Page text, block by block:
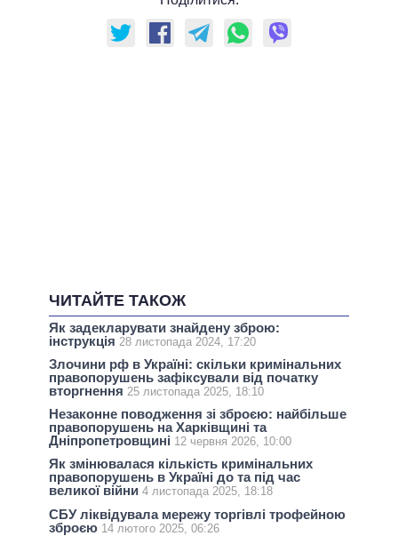
ЧИТАЙТЕ ТАКОЖ
Як задекларувати знайдену зброю:
інструкція 28 листопада 2024, 17:20
Злочини рф в Україні: скільки кримінальних
правопорушень зафіксували від початку
вторгнення 25 листопада 2025, 18:10
Незаконне поводження зі зброєю: найбільше
правопорушень на Харківщині та
Дніпропетровщині 12 червня 2026, 10:00
Як змінювалася кількість кримінальних
правопорушень в Україні до та під час
великої війни 4 листопада 2025, 18:18
СБУ ліквідувала мережу торгівлі трофейною
зброєю 14 лютого 2025, 06:26